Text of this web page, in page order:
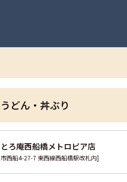
どん・丼ぶり
ろ庵西船橋メトロピア店
西船4-27-7 東西線西船橋駅改札内]